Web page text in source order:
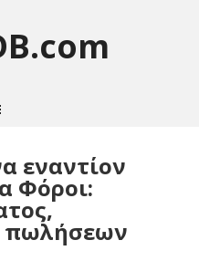
εναντίον
Φόροι:
πωλήσεων